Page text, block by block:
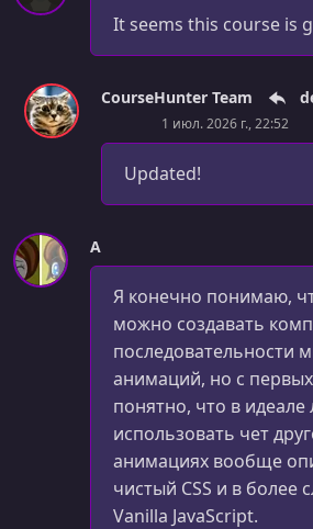
It seems this course is
CourseHunter Team
1 июл. 2026 г., 22:52
Updated!
A
Я конечно понимаю,
можно создавать
последовательности
анимаций, но с
понятно, что в
использовать чет
анимациях вообще
чистый CSS и в более
Vanilla JavaScript.